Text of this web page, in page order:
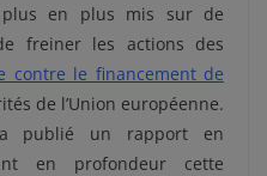
plus en plus mis sur de
freiner les actions des
contre le financement de
de l’Union européenne.
a publié un rapport en
en profondeur cette